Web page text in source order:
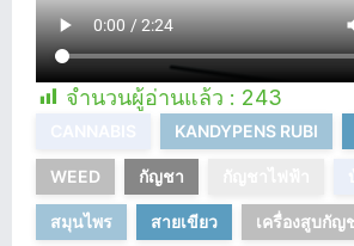
จำนวนผู้อ่านแล้ว : 243
KANDYPENS RUBI
WEED กัญชา
สมุนไพร สายเขียว เครื่องสูบกัญ